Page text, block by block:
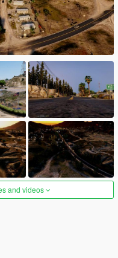
and videos